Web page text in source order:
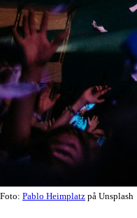
Foto: Pablo Heimplatz på Unsplash